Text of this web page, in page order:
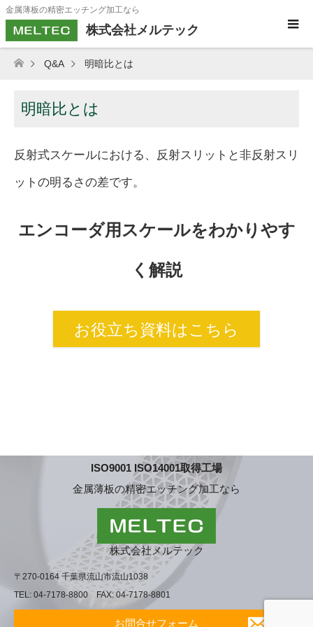
金属薄板の精密エッチング加工なら
株式会社メルテック
Q&A 明暗比とは
明暗比とは
反射式スケールにおける、反射スリットと非反射スリ
ットの明るさの差です。
エンコーダ用スケールをわかりやす
く解説
お役立ち資料はこちら
ISO9001 ISO14001取得工場
金属薄板の精密エッチング加工なら
株式会社メルテック
〒270-0164 千葉県流山市流山1038
TEL: 04-7178-8800 FAX: 04-7178-8801
お問合せフォーム